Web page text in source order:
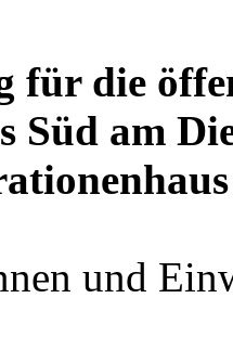
für die
Süd am
und